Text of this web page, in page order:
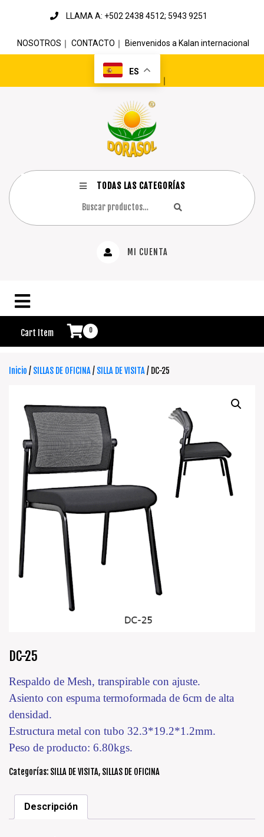
LLAMA A: +502 2438 4512; 5943 9251
NOSOTROS ｜ CONTACTO ｜ Bienvenidos a Kalan internacional
ES
｜
TODAS LAS CATEGORÍAS
MI CUENTA
Cart Item 0
Inicio / SILLAS DE OFICINA/ SILLA DE VISITA/ DC-25
DC-25
Respaldo de Mesh, transpirable con ajuste.
Asiento con espuma termoformada de 6cm de alta
densidad.
Estructura metal con tubo 32.3*19.2*1.2mm.
Peso de producto: 6.80kgs.
Categorías: SILLA DE VISITA, SILLAS DE OFICINA
Descripción